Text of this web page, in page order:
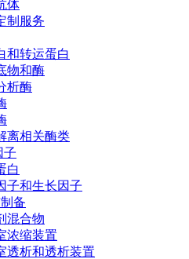
体
制服务
和转运蛋白
物和酶
析酶
离相关酶类
子
白
子和生长因子
备
混合物
浓缩装置
透析和透析装置